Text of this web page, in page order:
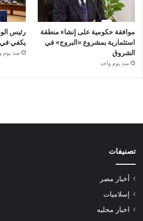
موافقة حكومية على إنشاء منطقة
استثمارية بمشروع «البروج» في
الشروق
منذ يوم واحد
رئيس
يكفي
منذ يوم
تصنيفات
أخبار مصر
إسلاميات
اخبار محليه